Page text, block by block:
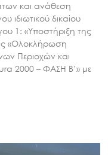
και ανάθεση
δικαίου
1: «Υποστήριξη της
«Ολοκλήρωση
Περιοχών και
2000 – ΦΑΣΗ Β’» με